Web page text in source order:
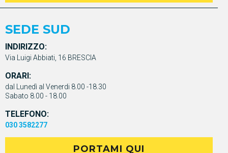
SEDE SUD
INDIRIZZO:
Via Luigi Abbiati, 16 BRESCIA
ORARI:
dal Lunedì al Venerdi 8.00 -18.30
Sabato 8.00 - 18.00
TELEFONO:
030 3582277
PORTAMI QUI